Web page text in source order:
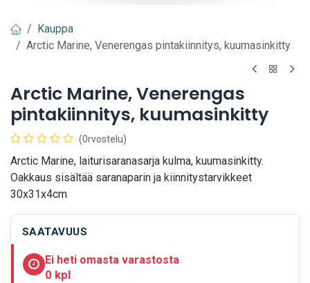
Kauppa
Arctic Marine, Venerengas pintakiinnitys, kuumasinkitty
Arctic Marine, Venerengas
pintakiinnitys, kuumasinkitty
(0rvostelu)
Arctic Marine, laiturisaranasarja kulma, kuumasinkitty.
Oakkaus sisältää saranaparin ja kiinnitystarvikkeet
30x31x4cm
SAATAVUUS
Ei heti omasta varastosta
0 kpl